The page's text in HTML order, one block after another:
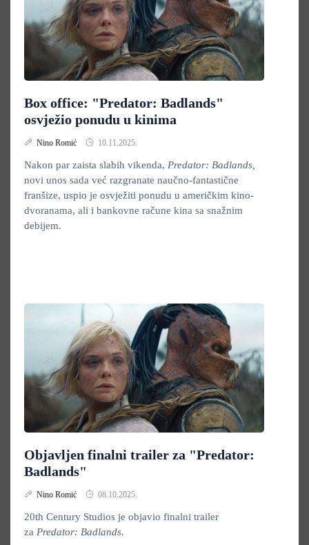
Box office: "Predator: Badlands"
osvježio ponudu u kinima
Nino Romić 10.11.2025.
Nakon par zaista slabih vikenda, Predator: Badlands,
novi unos sada već razgranate naučno-fantastične
franšize, uspio je osvježiti ponudu u američkim kino-
dvoranama, ali i bankovne račune kina sa snažnim
debijem.
Objavljen finalni trailer za "Predator:
Badlands"
Nino Romić 08.10.2025.
20th Century Studios je objavio finalni trailer
za Predator: Badlands.